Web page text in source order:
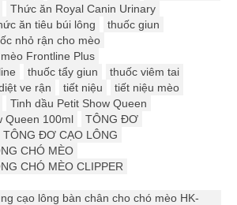
Thức ăn Royal Canin Urinary
ăn tiêu búi lông
thuốc giun
nhỏ rận cho mèo
Frontline Plus
thuốc tẩy giun
thuốc viêm tai
ve rận
tiết niệu
tiết niệu mèo
Tinh dầu Petit Show Queen
Queen 100ml
TÔNG ĐƠ
TÔNG ĐƠ CẠO LÔNG
CHÓ MÈO
CHÓ MÈO CLIPPER
cạo lông bàn chân cho chó mèo HK-